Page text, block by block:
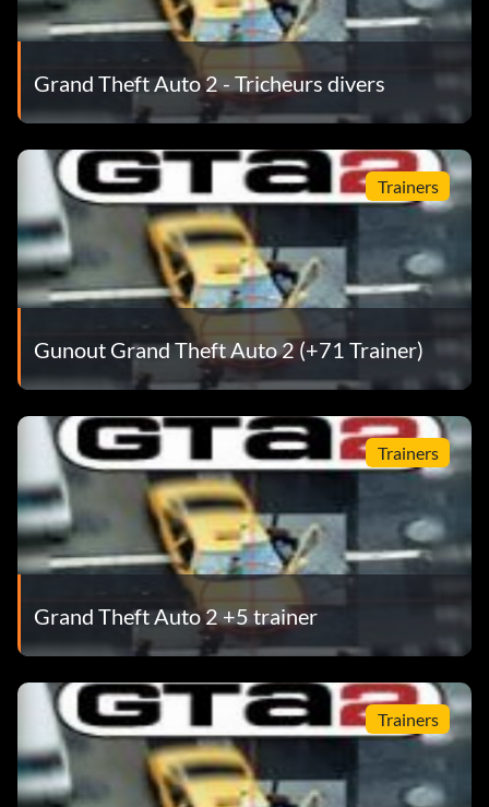
Grand Theft Auto 2 - Tricheurs divers
Trainers
Gunout Grand Theft Auto 2 (+71 Trainer)
Trainers
Grand Theft Auto 2 +5 trainer
Trainers